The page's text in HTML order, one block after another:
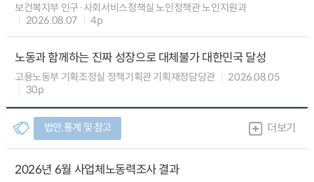
보건복지부 인구·사회서비스정책실 노인정책관 노인지원과
2026.08.07
4p
노동과 함께하는 진짜 성장으로 대체불가 대한민국 달성
고용노동부 기획조정실 정책기획관 기획재정담당관
2026.08.05
30p
법안.통계 및 참고 더보기
2026년 6월 사업체노동력조사 결과